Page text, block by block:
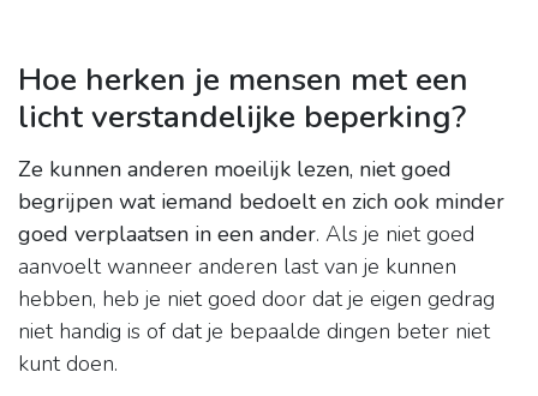
Hoe herken je mensen met een
licht verstandelijke beperking?
Ze kunnen anderen moeilijk lezen, niet goed
begrijpen wat iemand bedoelt en zich ook minder
goed verplaatsen in een ander. Als je niet goed
aanvoelt wanneer anderen last van je kunnen
hebben, heb je niet goed door dat je eigen gedrag
niet handig is of dat je bepaalde dingen beter niet
kunt doen.